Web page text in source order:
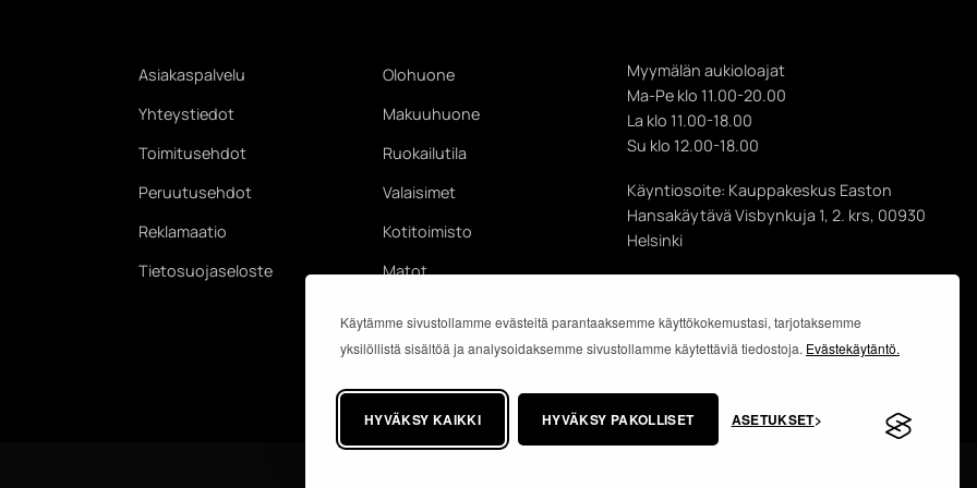
Käytämme sivustollamme evästeitä parantaaksemme käyttökokemustasi, tarjotaksemme
yksilöllistä sisältöä ja analysoidaksemme sivustollamme käytettäviä tiedostoja. Evästekäytäntö.
HYVÄKSY KAIKKI HYVÄKSY PAKOLLISET ASETUKSET
Asiakaspalvelu
Yhteystiedot
Toimitusehdot
Peruutusehdot
Reklamaatio
Tietosuojaseloste
Olohuone
Makuuhuone
Ruokailutila
Valaisimet
Kotitoimisto
Matot
Myymälän aukioloajat
Ma-Pe klo 11.00-20.00
La klo 11.00-18.00
Su klo 12.00-18.00
Käyntiosoite: Kauppakeskus Easton
Hansakäytävä Visbynkuja 1, 2. krs, 00930
Helsinki